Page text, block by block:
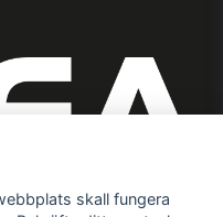
skall fungera